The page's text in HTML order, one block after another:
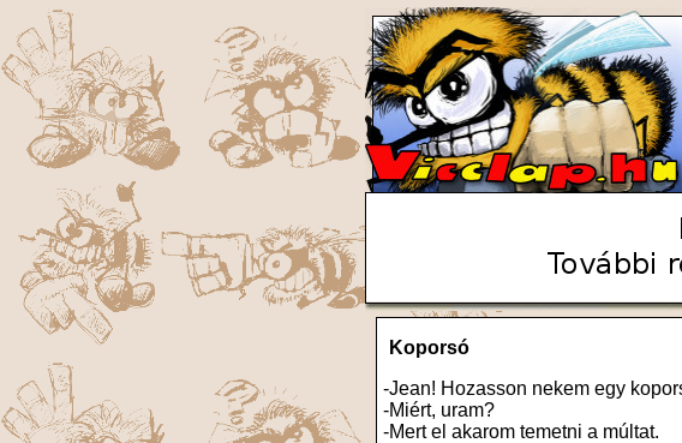
Koporsó
-Jean! Hozasson nekem egy
-Miért, uram?
-Mert el akarom temetni a múltat.